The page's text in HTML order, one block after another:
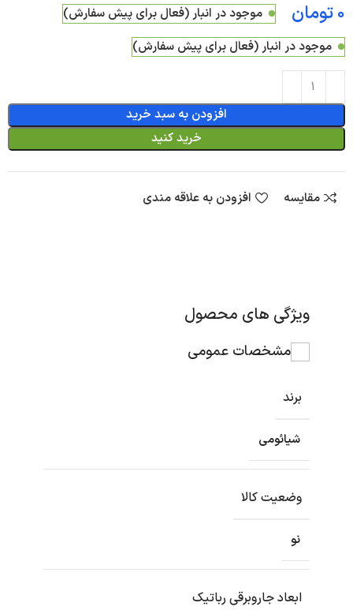
تومان
موجود در انبار (فعال برای پیش سفارش)
موجود در انبار (فعال برای پیش سفارش)
افزودن به سبد خرید
خرید کنید
مقایسه افزودن به علاقه مندی
ویژگی های محصول
مشخصات عمومی
برند
شیائومی
وضعیت کالا
نو
ابعاد جاروبرقی رباتیک